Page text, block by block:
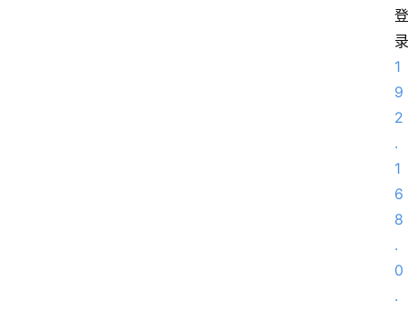
登
录
1
9
2
.
1
6
8
.
0
.